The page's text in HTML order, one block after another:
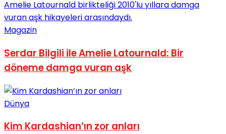
Magazin
Serdar Bilgili ile Amelie Latournald: Bir
döneme damga vuran aşk
Dünya
Kim Kardashian’ın zor anları